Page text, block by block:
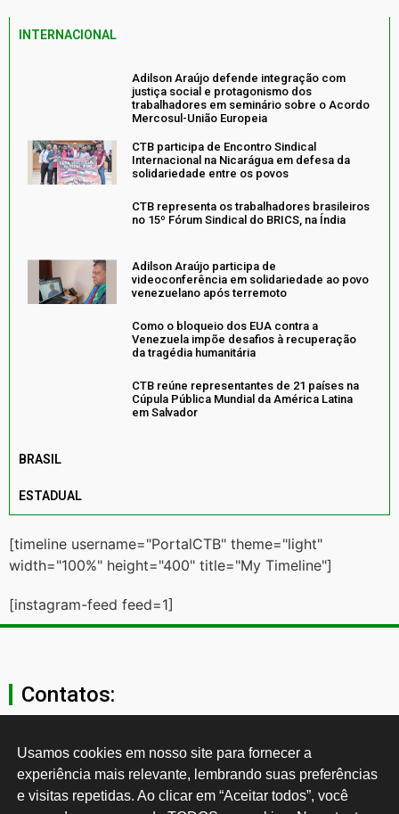
INTERNACIONAL
Adilson Araújo defende integração com
justiça social e protagonismo dos
trabalhadores em seminário sobre o Acordo
Mercosul-União Europeia
CTB participa de Encontro Sindical
Internacional na Nicarágua em defesa da
solidariedade entre os povos
CTB representa os trabalhadores brasileiros
no 15º Fórum Sindical do BRICS, na Índia
Adilson Araújo participa de
videoconferência em solidariedade ao povo
venezuelano após terremoto
Como o bloqueio dos EUA contra a
Venezuela impõe desafios à recuperação
da tragédia humanitária
CTB reúne representantes de 21 países na
Cúpula Pública Mundial da América Latina
em Salvador
BRASIL
ESTADUAL
[timeline username="PortalCTB" theme="light"
width="100%" height="400" title="My Timeline"]
[instagram-feed feed=1]
Contatos:
secgeral@ctb.org.br
11 3874-0040
Usamos cookies em nosso site para fornecer a
experiência mais relevante, lembrando suas preferências
e visitas repetidas. Ao clicar em “Aceitar todos”, você